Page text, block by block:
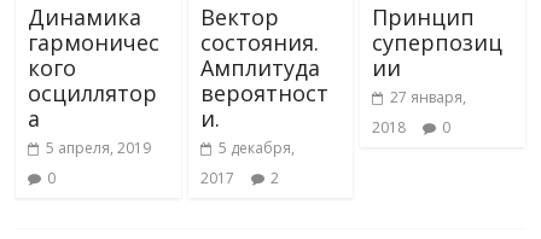
Динамика
гармоничес
кого
осциллятор
а
5 апреля, 2019
0
Вектор
состояния.
Амплитуда
вероятност
и.
5 декабря,
2017
2
Принцип
суперпозиц
ии
27 января,
2018
0